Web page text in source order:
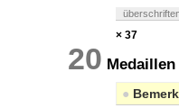
× 37
20
●